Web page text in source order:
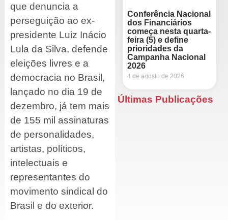
que denuncia a
perseguição ao ex-
presidente Luiz Inácio
Lula da Silva, defende
eleições livres e a
democracia no Brasil,
lançado no dia 19 de
dezembro, já tem mais
de 155 mil assinaturas
de personalidades,
artistas, políticos,
intelectuais e
representantes do
movimento sindical do
Brasil e do exterior.
Conferência Nacional
dos Financiários
começa nesta quarta-
feira (5) e define
prioridades da
Campanha Nacional
2026
4 de agosto de 2026
Últimas Publicações